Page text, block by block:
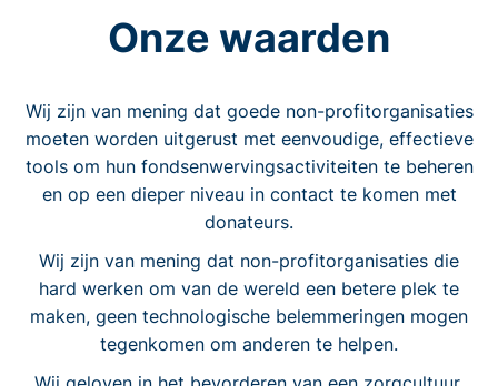
Onze waarden
Wij zijn van mening dat goede non-profitorganisaties
moeten worden uitgerust met eenvoudige, effectieve
tools om hun fondsenwervingsactiviteiten te beheren
en op een dieper niveau in contact te komen met
donateurs.
Wij zijn van mening dat non-profitorganisaties die
hard werken om van de wereld een betere plek te
maken, geen technologische belemmeringen mogen
tegenkomen om anderen te helpen.